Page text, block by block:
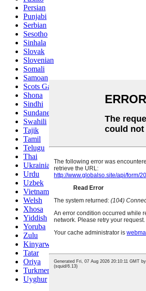
Persian
Punjabi
Serbian
Sesotho
Sinhala
Slovak
Slovenian
Somali
Samoan
Scots Gaelic
Shona
Sindhi
Sundanese
Swahili
Tajik
Tamil
Telugu
Thai
Ukrainian
Urdu
Uzbek
Vietnamese
Welsh
Xhosa
Yiddish
Yoruba
Zulu
Kinyarwanda
Tatar
Oriya
Turkmen
Uyghur